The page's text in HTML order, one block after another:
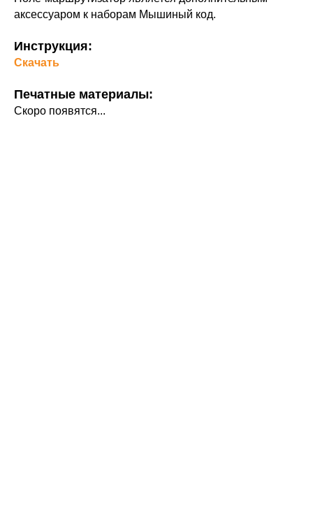
аксессуаром к наборам Мышиный код.
Инструкция:
Скачать
Печатные материалы:
Скоро появятся...